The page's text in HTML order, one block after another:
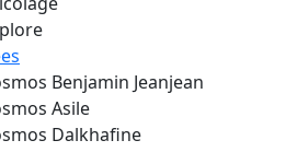
Benjamin Jeanjean
Asile
Dalkhafine